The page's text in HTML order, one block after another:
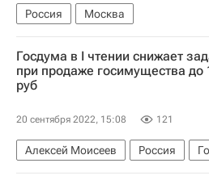
Россия
Москва
Коммерческая недвижимость
Zara
Иран
Торговая
Торговые центры
Госдума в I чтении снижает
при продаже госимущества до
руб
20 сентября 2022, 15:08 121
Алексей Моисеев Россия
Законодательство
Имущество